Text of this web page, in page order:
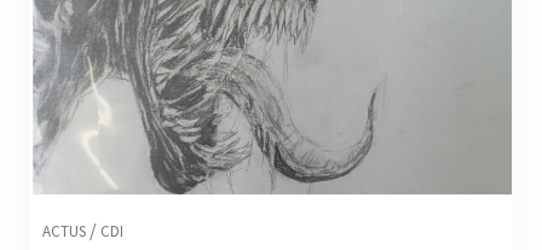
ACTUS / CDI